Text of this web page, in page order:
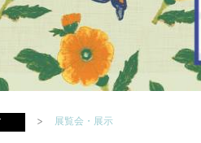
展覧会・展示